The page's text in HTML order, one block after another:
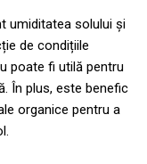
umiditatea solului și
de condițiile
poate fi utilă pentru
În plus, este benefic
organice pentru a